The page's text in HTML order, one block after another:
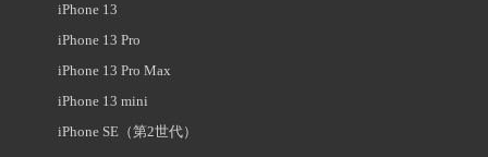
iPhone 13
iPhone 13 Pro
iPhone 13 Pro Max
iPhone 13 mini
iPhone SE（第2世代）